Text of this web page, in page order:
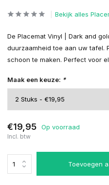
Bekijk alles
De Placemat Vinyl | Dark and
duurzaamheid toe aan uw tafel.
schoon te maken. Perfect voor
Maak een keuze: *
€19,95 Op voorraad
Incl. btw
Toevoegen